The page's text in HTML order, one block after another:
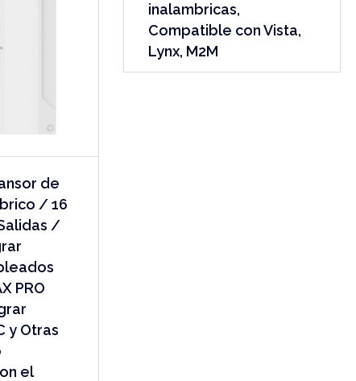
de
/ 16
/
PRO
y Otras
el
inalambricas,
Compatible con Vista,
Lynx, M2M